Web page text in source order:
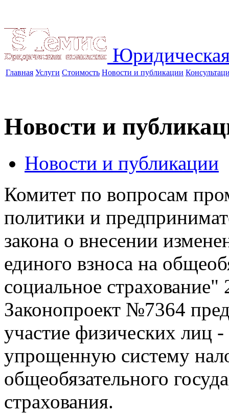
Главная Услуги Стоимость Новости и публикации
Новости и
Новости и публикации
Комитет по вопросам
политики и
закона о внесении
единого взноса на
социальное страхование"
Законопроект №7364
участие физических лиц
упрощенную систему
общеобязательного
страхования.